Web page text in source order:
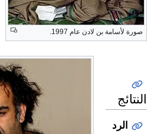
صورة لأسامة بن لادن عام 1997.
النتائج
الرد